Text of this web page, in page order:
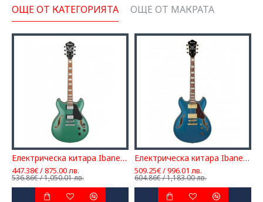
ОЩЕ ОТ КАТЕГОРИЯТА ОЩЕ ОТ МАКРАТА
Електрическа китара Ibanez AS73 OLM
447.38€ / 875.00 лв.
536.86€ / 1,050.01 лв.
Електрическа китара Ibanez AS73G PBM
509.25€ / 996.01 лв.
604.86€ / 1,183.00 лв.